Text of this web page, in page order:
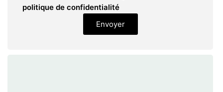
politique de confidentialité
Envoyer